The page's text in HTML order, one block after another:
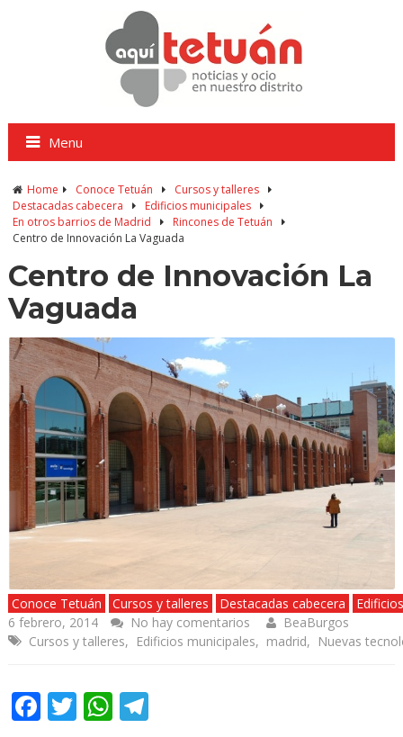
Menu
Home Conoce Tetuán
Cursos y talleres
Destacadas cabecera
Edificios municipales
En otros barrios de Madrid
Rincones de Tetuán
Centro de Innovación La Vaguada
Centro de Innovación La
Vaguada
Conoce Tetuán Cursos y talleres Destacadas cabecera
6 febrero, 2014
No hay comentarios
BeaBurgos
Cursos y talleres, Edificios municipales, madrid, Nuevas
Facebook
Twitter
WhatsApp
Telegram